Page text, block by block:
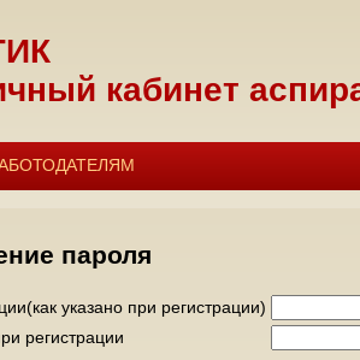
кабинет
пароля
указано при регистрации)
регистрации